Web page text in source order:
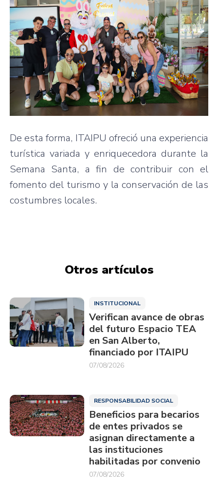
De esta forma, ITAIPU ofreció una experiencia
turística variada y enriquecedora durante la
Semana Santa, a fin de contribuir con el
fomento del turismo y la conservación de las
costumbres locales.
Otros artículos
INSTITUCIONAL
Verifican avance de obras
del futuro Espacio TEA
en San Alberto,
financiado por ITAIPU
07/08/2026
RESPONSABILIDAD SOCIAL
Beneficios para becarios
de entes privados se
asignan directamente a
las instituciones
habilitadas por convenio
07/08/2026